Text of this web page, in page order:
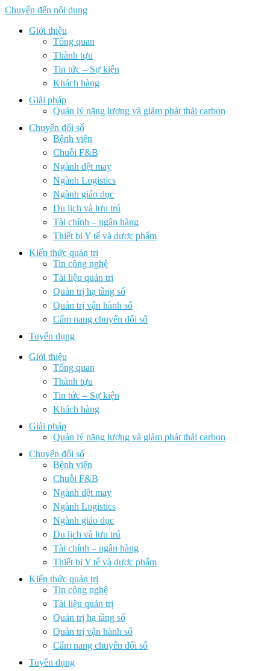
Chuyển đến nội dung
Giới thiệu
Tổng quan
Thành tựu
Tin tức – Sự kiện
Khách hàng
Giải pháp
Quản lý năng lượng và giảm phát thải carbon
Chuyển đổi số
Bệnh viện
Chuỗi F&B
Ngành dệt may
Ngành Logistics
Ngành giáo dục
Du lịch và lưu trú
Tài chính – ngân hàng
Thiết bị Y tế và dược phẩm
Kiến thức quản trị
Tin công nghệ
Tài liệu quản trị
Quản trị hạ tầng số
Quản trị vận hành số
Cẩm nang chuyển đổi số
Tuyển dụng
Giới thiệu
Tổng quan
Thành tựu
Tin tức – Sự kiện
Khách hàng
Giải pháp
Quản lý năng lượng và giảm phát thải carbon
Chuyển đổi số
Bệnh viện
Chuỗi F&B
Ngành dệt may
Ngành Logistics
Ngành giáo dục
Du lịch và lưu trú
Tài chính – ngân hàng
Thiết bị Y tế và dược phẩm
Kiến thức quản trị
Tin công nghệ
Tài liệu quản trị
Quản trị hạ tầng số
Quản trị vận hành số
Cẩm nang chuyển đổi số
Tuyển dụng